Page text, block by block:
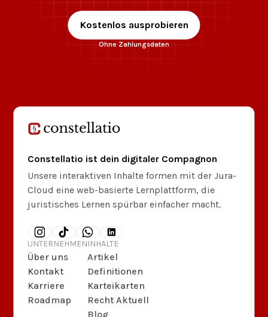
Kostenlos ausprobieren
Ohne Zahlungsdaten
Constellatio ist dein digitaler Compagnon
Unsere interaktiven Inhalte formen mit der Jura-
Cloud eine web-basierte Lernplattform, die
juristisches Lernen spürbar einfacher macht.
UNTERNEHMEN
Über uns
Kontakt
Karriere
Roadmap
INHALTE
Artikel
Definitionen
Karteikarten
Recht Aktuell
Blog